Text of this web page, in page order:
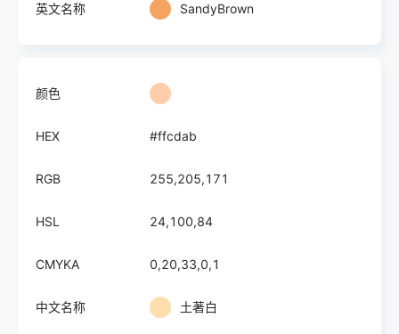
英文名称 SandyBrown
颜色
HEX #ffcdab
RGB 255,205,171
HSL 24,100,84
CMYKA 0,20,33,0,1
中文名称 土著白